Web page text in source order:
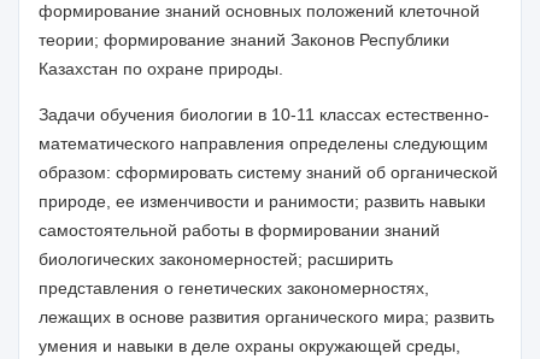
формирование знаний основных положений клеточной
теории; формирование знаний Законов Республики
Казахстан по охране природы.
Задачи обучения биологии в 10-11 классах естественно-
математического направления определены следующим
образом: сформировать систему знаний об органической
природе, ее изменчивости и ранимости; развить навыки
самостоятельной работы в формировании знаний
биологических закономерностей; расширить
представления о генетических закономерностях,
лежащих в основе развития органического мира; развить
умения и навыки в деле охраны окружающей среды,